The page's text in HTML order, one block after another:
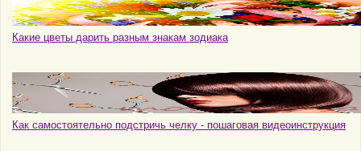
Какие цветы дарить разным знакам зодиака
Как самостоятельно подстричь челку - пошаговая видеоинструкция